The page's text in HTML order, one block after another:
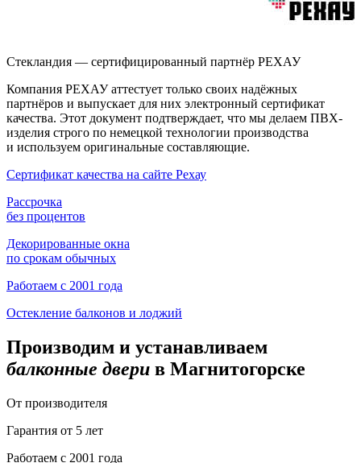
Стекландия — сертифицированный партнёр РЕХАУ
Компания РЕХАУ аттестует только своих надёжных
партнёров и выпускает для них электронный сертификат
качества. Этот документ подтверждает, что мы делаем ПВХ-
изделия строго по немецкой технологии производства
и используем оригинальные составляющие.
Сертификат качества на сайте Рехау
Рассрочка
без процентов
Декорированные окна
по срокам обычных
Работаем с 2001 года
Остекление балконов и лоджий
Производим и устанавливаем
балконные двери в Магнитогорске
От производителя
Гарантия от 5 лет
Работаем с 2001 года